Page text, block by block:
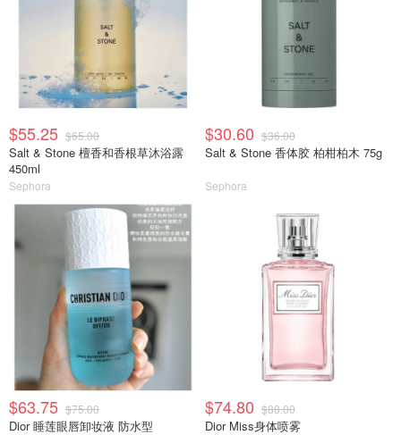
$55.25 $65.00
Salt & Stone 檀香和香根草沐浴露
450ml
Sephora
$30.60 $36.00
Salt & Stone 香体胶 柏柑柏木 75g
Sephora
$63.75 $75.00
Dior 睡莲眼唇卸妆液 防水型
$74.80 $88.00
Dior Miss身体喷雾